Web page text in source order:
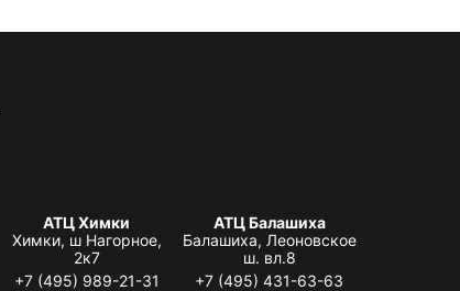
АТЦ Химки
Химки, ш Нагорное,
2к7
+7 (495) 989-21-31
АТЦ Балашиха
Балашиха, Леоновское
ш. вл.8
+7 (495) 431-63-63